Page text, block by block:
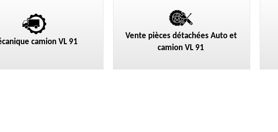
camion VL 91
Vente pièces détachées Auto et
camion VL 91